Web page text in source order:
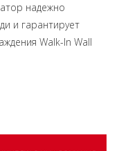
надежно
и гарантирует
Walk-In Wall